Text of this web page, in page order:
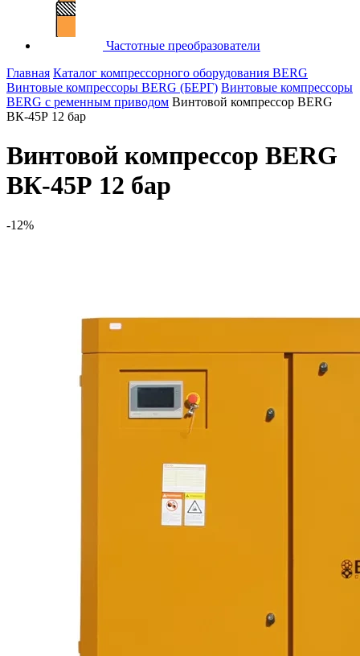
Частотные преобразователи
Главная Каталог компрессорного оборудования BERG
Винтовые компрессоры BERG (БЕРГ) Винтовые компрессоры
BERG с ременным приводом Винтовой компрессор BERG
ВК-45Р 12 бар
Винтовой компрессор BERG
ВК-45Р 12 бар
-12%